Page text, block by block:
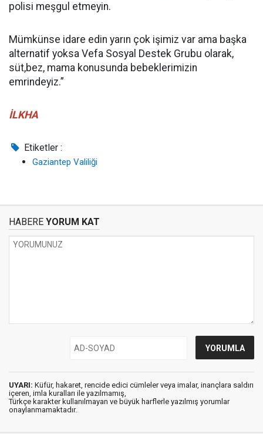
polisi meşgul etmeyin.
Mümkünse idare edin yarın çok işimiz var ama başka
alternatif yoksa Vefa Sosyal Destek Grubu olarak,
süt,bez, mama konusunda bebeklerimizin
emrindeyiz.”
İLKHA
Etiketler :
Gaziantep Valiliği
HABERE YORUM KAT
UYARI: Küfür, hakaret, rencide edici cümleler veya imalar, inançlara saldırı
içeren, imla kuralları ile yazılmamış,
Türkçe karakter kullanılmayan ve büyük harflerle yazılmış yorumlar
onaylanmamaktadır.